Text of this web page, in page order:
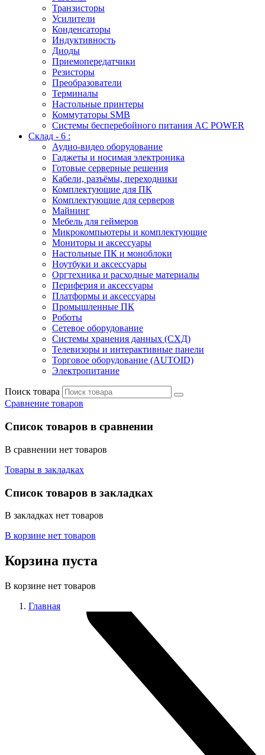
Транзисторы
Усилители
Конденсаторы
Индуктивность
Диоды
Приемопередатчики
Резисторы
Преобразователи
Терминалы
Настольные принтеры
Коммутаторы SMB
Системы бесперебойного питания AC POWER
Склад - 6 :
Аудио-видео оборудование
Гаджеты и носимая электроника
Готовые серверные решения
Кабели, разъёмы, переходники
Комплектующие для ПК
Комплектующие для серверов
Майнинг
Мебель для геймеров
Микрокомпьютеры и комплектующие
Мониторы и аксессуары
Настольные ПК и моноблоки
Ноутбуки и аксессуары
Оргтехника и расходные материалы
Периферия и аксессуары
Платформы и аксессуары
Промышленные ПК
Роботы
Сетевое оборудование
Системы хранения данных (СХД)
Телевизоры и интерактивные панели
Торговое оборудование (AUTOID)
Электропитание
Поиск товара
Сравнение товаров
Список товаров в сравнении
В сравнении нет товаров
Товары в закладках
Список товаров в закладках
В закладках нет товаров
В корзине нет товаров
Корзина пуста
В корзине нет товаров
Главная